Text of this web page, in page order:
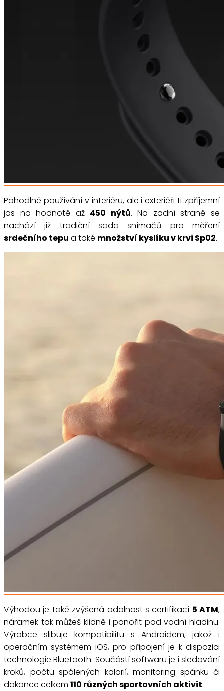
Pohodlné používání v interiéru, ale i exteriéři ti zpříjemní
jas na hodnotě až 450 nýtů. Na zadní straně se
nachází již tradiční sada snímačů pro měření
srdečního tepu a také množství kyslíku v krvi Sp02.
Výhodou je také zvýšená odolnost s certifikací 5 ATM,
náramek tak můžeš klidně i ponořit pod vodní hladinu.
Výrobce slibuje kompatibilitu s Androidem, jakož i
operačním systémem iOS, pro připojení je k dispozici
technologie Bluetooth. Součástí softwaru je i sledování
kroků, počtu spálených kalorií, monitoring spánku či
dokonce celkem 110 různých sportovních aktivit.